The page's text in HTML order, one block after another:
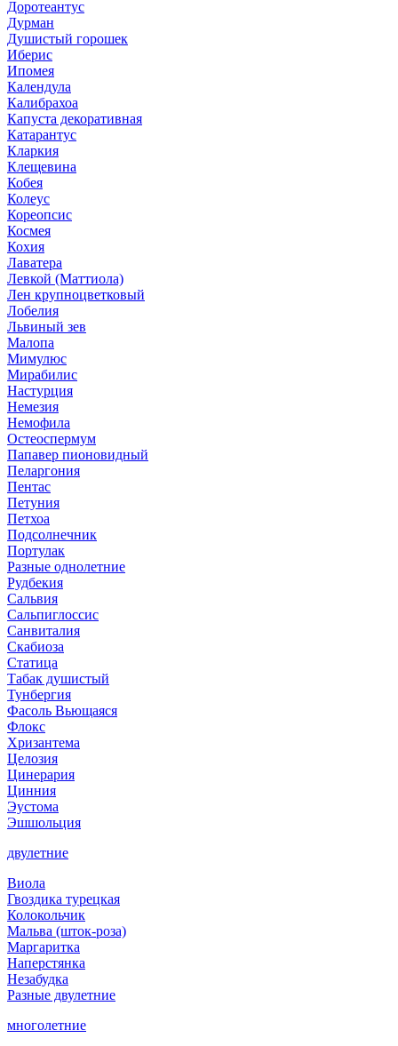
Доротеантус
Дурман
Душистый горошек
Иберис
Ипомея
Календула
Калибрахоа
Капуста декоративная
Катарантус
Кларкия
Клещевина
Кобея
Колеус
Кореопсис
Космея
Кохия
Лаватера
Левкой (Маттиола)
Лен крупноцветковый
Лобелия
Львиный зев
Малопа
Мимулюс
Мирабилис
Настурция
Немезия
Немофила
Остеоспермум
Папавер пионовидный
Пеларгония
Пентас
Петуния
Петхоа
Подсолнечник
Портулак
Разные однолетние
Рудбекия
Сальвия
Сальпиглоссис
Санвиталия
Скабиоза
Статица
Табак душистый
Тунбергия
Фасоль Вьющаяся
Флокс
Хризантема
Целозия
Цинерария
Цинния
Эустома
Эшшольция
двулетние
Виола
Гвоздика турецкая
Колокольчик
Мальва (шток-роза)
Маргаритка
Наперстянка
Незабудка
Разные двулетние
многолетние